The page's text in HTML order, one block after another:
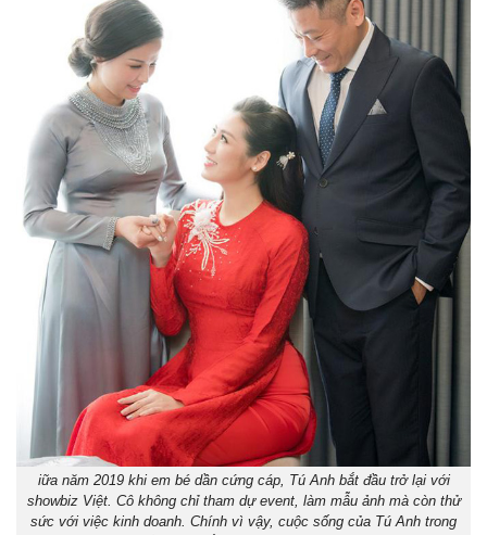
iữa năm 2019 khi em bé dần cứng cáp, Tú Anh bắt đầu trở lại với
showbiz Việt. Cô không chỉ tham dự event, làm mẫu ảnh mà còn thử
sức với việc kinh doanh. Chính vì vậy, cuộc sống của Tú Anh trong